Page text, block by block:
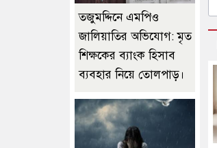
তজুমদ্দিনে এমপিও
জালিয়াতির অভিযোগ: মৃত
শিক্ষকের ব্যাংক হিসাব
ব্যবহার নিয়ে তোলপাড়।